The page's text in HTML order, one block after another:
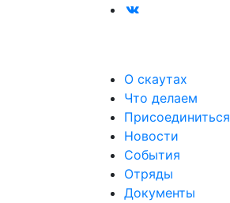
О скаутах
Что делаем
Присоединиться
Новости
События
Отряды
Документы